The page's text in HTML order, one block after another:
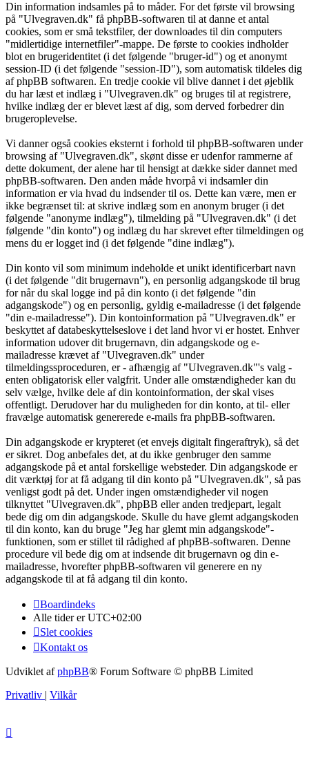
Din information indsamles på to måder. For det første vil browsing
på "Ulvegraven.dk" få phpBB-softwaren til at danne et antal
cookies, som er små tekstfiler, der downloades til din computers
"midlertidige internetfiler"-mappe. De første to cookies indholder
blot en brugeridentitet (i det følgende "bruger-id") og et anonymt
session-ID (i det følgende "session-ID"), som automatisk tildeles dig
af phpBB softwaren. En tredje cookie vil blive dannet i det øjeblik
du har læst et indlæg i "Ulvegraven.dk" og bruges til at registrere,
hvilke indlæg der er blevet læst af dig, som derved forbedrer din
brugeroplevelse.
Vi danner også cookies eksternt i forhold til phpBB-softwaren under
browsing af "Ulvegraven.dk", skønt disse er udenfor rammerne af
dette dokument, der alene har til hensigt at dække sider dannet med
phpBB-softwaren. Den anden måde hvorpå vi indsamler din
information er via hvad du indsender til os. Dette kan være, men er
ikke begrænset til: at skrive indlæg som en anonym bruger (i det
følgende "anonyme indlæg"), tilmelding på "Ulvegraven.dk" (i det
følgende "din konto") og indlæg du har skrevet efter tilmeldingen og
mens du er logget ind (i det følgende "dine indlæg").
Din konto vil som minimum indeholde et unikt identificerbart navn
(i det følgende "dit brugernavn"), en personlig adgangskode til brug
for når du skal logge ind på din konto (i det følgende "din
adgangskode") og en personlig, gyldig e-mailadresse (i det følgende
"din e-mailadresse"). Din kontoinformation på "Ulvegraven.dk" er
beskyttet af databeskyttelseslove i det land hvor vi er hostet. Enhver
information udover dit brugernavn, din adgangskode og e-
mailadresse krævet af "Ulvegraven.dk" under
tilmeldingssproceduren, er - afhængig af "Ulvegraven.dk"'s valg -
enten obligatorisk eller valgfrit. Under alle omstændigheder kan du
selv vælge, hvilke dele af din kontoinformation, der skal vises
offentligt. Derudover har du muligheden for din konto, at til- eller
fravælge automatisk genererede e-mails fra phpBB-softwaren.
Din adgangskode er krypteret (et envejs digitalt fingeraftryk), så det
er sikret. Dog anbefales det, at du ikke genbruger den samme
adgangskode på et antal forskellige websteder. Din adgangskode er
dit værktøj for at få adgang til din konto på "Ulvegraven.dk", så pas
venligst godt på det. Under ingen omstændigheder vil nogen
tilknyttet "Ulvegraven.dk", phpBB eller anden tredjepart, legalt
bede dig om din adgangskode. Skulle du have glemt adgangskoden
til din konto, kan du bruge "Jeg har glemt min adgangskode"-
funktionen, som er stillet til rådighed af phpBB-softwaren. Denne
procedure vil bede dig om at indsende dit brugernavn og din e-
mailadresse, hvorefter phpBB-softwaren vil generere en ny
adgangskode til at få adgang til din konto.
Boardindeks
Alle tider erUTC+02:00
Slet cookies
Kontakt os
Udviklet afphpBB® Forum Software © phpBB Limited
Privatliv | Vilkår